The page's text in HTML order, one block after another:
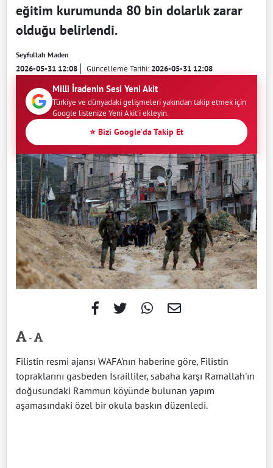
eğitim kurumunda 80 bin dolarlık zarar
olduğu belirlendi.
Seyfullah Maden
2026-05-31 12:08 Güncelleme Tarihi:2026-05-31 12:08
Milli İradenin Sesi Yeni Akit
Türkiye ve dünyadaki gelişmeleri yakından takip etmek için
Google listenize Yeni Akit'i ekleyin.
⭐ Bizi Google'da Takip Et
-
Filistin resmi ajansı WAFA'nın haberine göre, Filistin
topraklarını gasbeden İsrailliler, sabaha karşı Ramallah'ın
doğusundaki Rammun köyünde bulunan yapım
aşamasındaki özel bir okula baskın düzenledi.